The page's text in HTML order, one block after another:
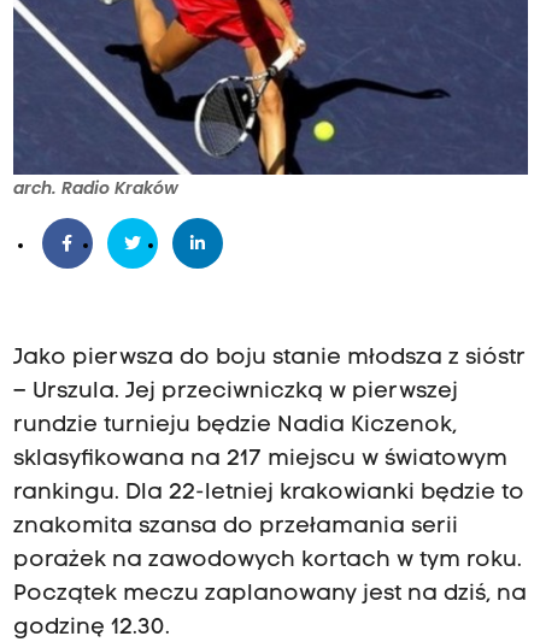
arch. Radio Kraków
Jako pierwsza do boju stanie młodsza z sióstr
– Urszula. Jej przeciwniczką w pierwszej
rundzie turnieju będzie Nadia Kiczenok,
sklasyfikowana na 217 miejscu w światowym
rankingu. Dla 22-letniej krakowianki będzie to
znakomita szansa do przełamania serii
porażek na zawodowych kortach w tym roku.
Początek meczu zaplanowany jest na dziś, na
godzinę 12.30.